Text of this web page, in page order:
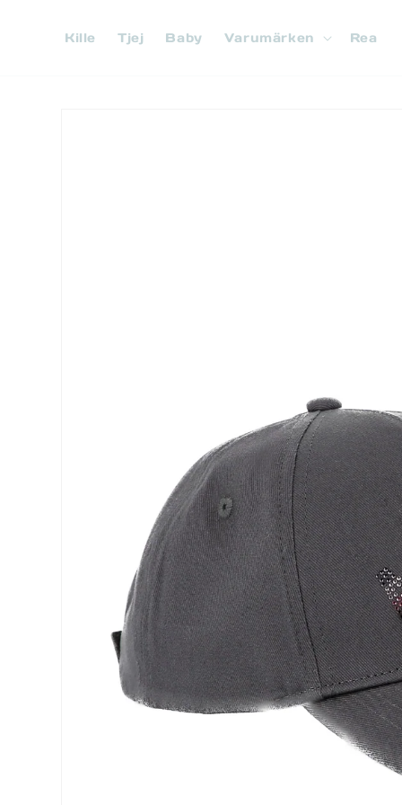
innehåll
Kille Tjej Baby Varumärken Rea